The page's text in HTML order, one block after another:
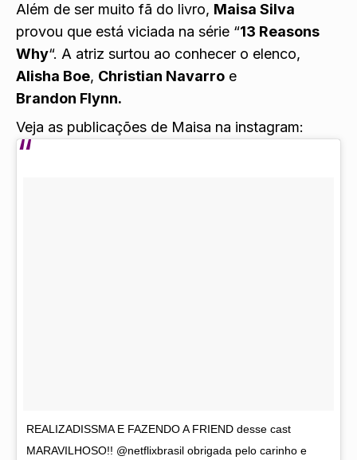
Além de ser muito fã do livro, Maisa Silva
provou que está viciada na série “13 Reasons
Why“. A atriz surtou ao conhecer o elenco,
Alisha Boe, Christian Navarro e
Brandon Flynn.
Veja as publicações de Maisa na instagram:
REALIZADISSMA E FAZENDO A FRIEND desse cast
MARAVILHOSO!! @netflixbrasil obrigada pelo carinho e